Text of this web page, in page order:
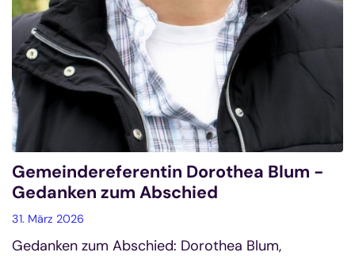
Gemeindereferentin Dorothea Blum -
Gedanken zum Abschied
31. März 2026
Gedanken zum Abschied: Dorothea Blum,